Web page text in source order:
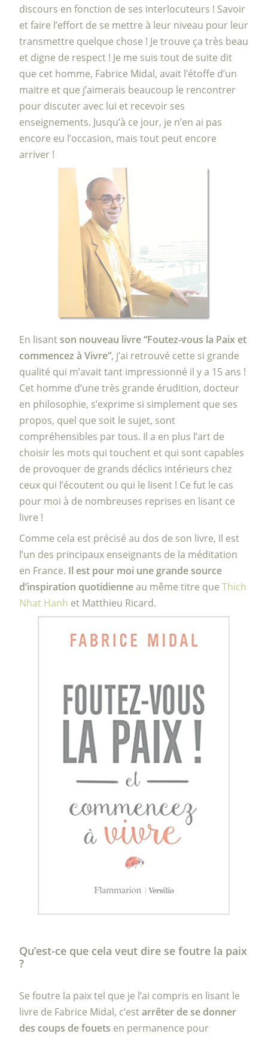
discours en fonction de ses interlocuteurs ! Savoir
et faire l’effort de se mettre à leur niveau pour leur
transmettre quelque chose ! Je trouve ça très beau
et digne de respect ! Je me suis tout de suite dit
que cet homme, Fabrice Midal, avait l’étoffe d’un
maitre et que j’aimerais beaucoup le rencontrer
pour discuter avec lui et recevoir ses
enseignements. Jusqu’à ce jour, je n’en ai pas
encore eu l’occasion, mais tout peut encore
arriver !
En lisantson nouveau livre “Foutez-vous la Paix et
commencez à Vivre”, j’ai retrouvé cette si grande
qualité qui m’avait tant impressionné il y a 15 ans !
Cet homme d’une très grande érudition, docteur
en philosophie, s’exprime si simplement que ses
propos, quel que soit le sujet, sont
compréhensibles par tous. Il a en plus l’art de
choisir les mots qui touchent et qui sont capables
de provoquer de grands déclics intérieurs chez
ceux qui l’écoutent ou qui le lisent ! Ce fut le cas
pour moi à de nombreuses reprises en lisant ce
livre !
Comme cela est précisé au dos de son livre, Il est
l’un des principaux enseignants de la méditation
en France. Il est pour moi une grande source
d’inspiration quotidienneau même titre queThich
Nhat Hanh et Matthieu Ricard.
Qu’est-ce que cela veut dire se foutre la paix
?
Se foutre la paix tel que je l’ai compris en lisant le
livre de Fabrice Midal, c’estarrêter de se donner
des coups de fouets en permanence pour